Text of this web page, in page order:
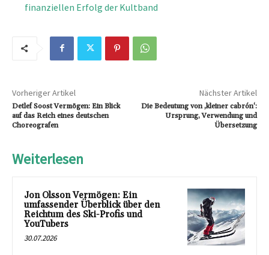
finanziellen Erfolg der Kultband
Vorheriger Artikel
Detlef Soost Vermögen: Ein Blick
auf das Reich eines deutschen
Choreografen
Nächster Artikel
Die Bedeutung von ‚kleiner cabrón‘:
Ursprung, Verwendung und
Übersetzung
Weiterlesen
Jon Olsson Vermögen: Ein
umfassender Überblick über den
Reichtum des Ski-Profis und
YouTubers
30.07.2026